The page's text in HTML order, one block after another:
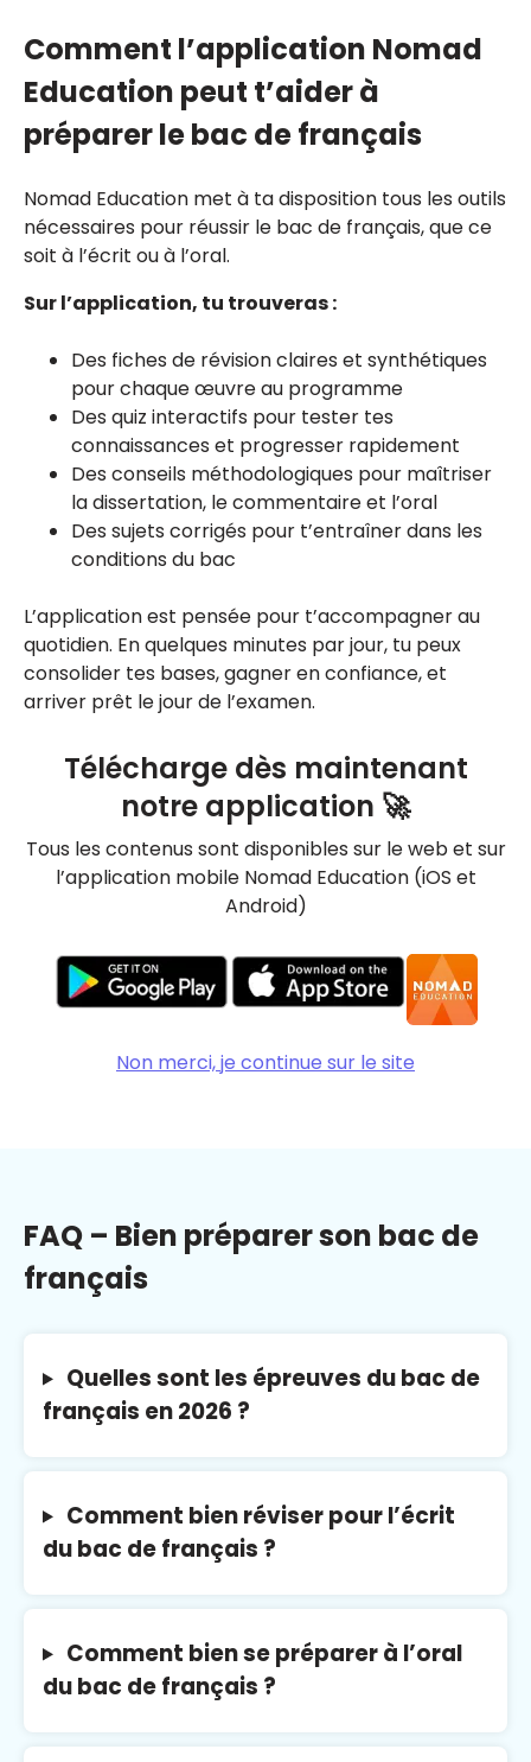
Comment l’application Nomad
Education peut t’aider à
préparer le bac de français
Nomad Education met à ta disposition tous les outils
nécessaires pour réussir le bac de français, que ce
soit à l’écrit ou à l’oral.
Sur l’application, tu trouveras :
Des fiches de révision claires et synthétiques
pour chaque œuvre au programme
Des quiz interactifs pour tester tes
connaissances et progresser rapidement
Des conseils méthodologiques pour maîtriser
la dissertation, le commentaire et l’oral
Des sujets corrigés pour t’entraîner dans les
conditions du bac
L’application est pensée pour t’accompagner au
quotidien. En quelques minutes par jour, tu peux
consolider tes bases, gagner en confiance, et
arriver prêt le jour de l’examen.
Télécharge dès maintenant
notre application 🚀
Tous les contenus sont disponibles sur le web et sur
l’application mobile Nomad Education (iOS et
Android)
Non merci, je continue sur le site
FAQ – Bien préparer son bac de
français
Quelles sont les épreuves du bac de
français en 2026 ?
Comment bien réviser pour l’écrit
du bac de français ?
Comment bien se préparer à l’oral
du bac de français ?